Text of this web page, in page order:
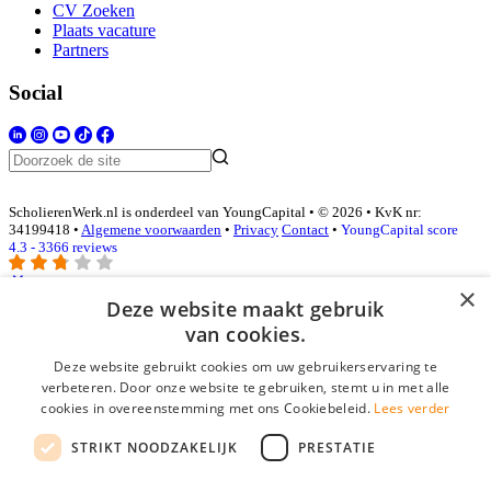
CV Zoeken
Plaats vacature
Partners
Social
ScholierenWerk.nl is onderdeel van YoungCapital • © 2026 • KvK nr:
34199418 • Algemene voorwaarden • Privacy Contact • YoungCapital score
4.3 - 3366 reviews
E-mail*
Wachtwoord
login gegevens onthouden
×
Deze website maakt gebruik
van cookies.
Deze website gebruikt cookies om uw gebruikerservaring te
verbeteren. Door onze website te gebruiken, stemt u in met alle
cookies in overeenstemming met ons Cookiebeleid. Lees verder
STRIKT NOODZAKELIJK PRESTATIE